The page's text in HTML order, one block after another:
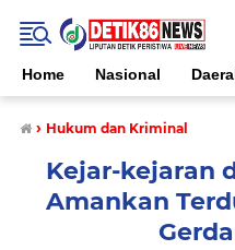
Home Nasional
› Hukum dan Kriminal
Kejar-kejaran
Amankan